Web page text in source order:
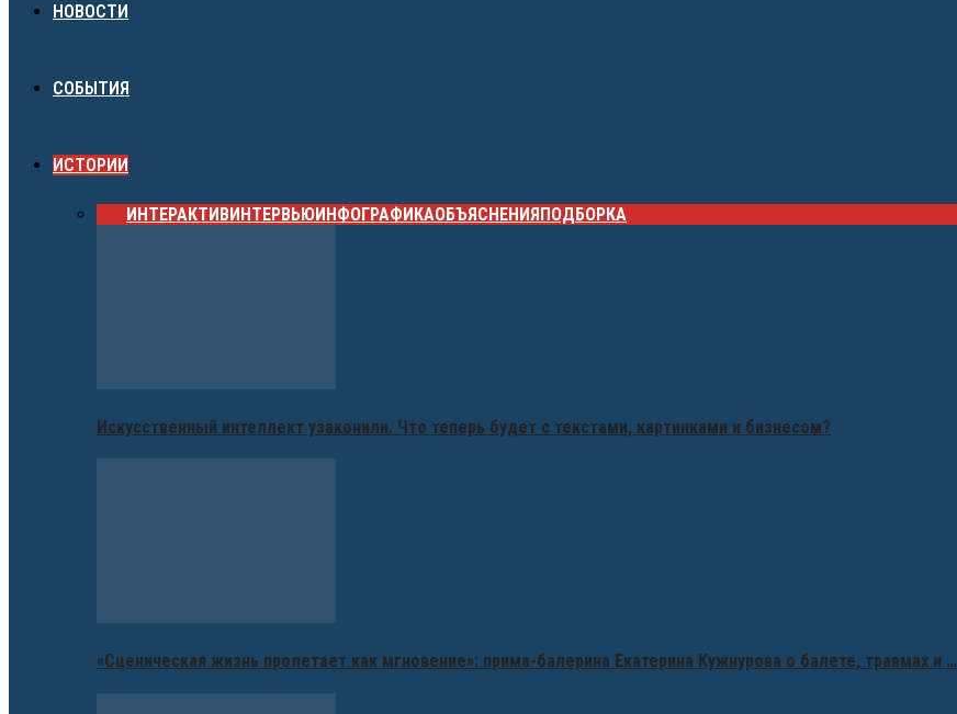
НОВОСТИ
СОБЫТИЯ
ИСТОРИИ
ИНТЕРАКТИВИНТЕРВЬЮИНФОГРАФИКАОБЪЯСНЕНИЯПОДБОРКА
Искусственный интеллект узаконили. Что теперь будет с текстами, картинками и бизнесом?
«Сценическая жизнь пролетает как мгновение»: прима-балерина Екатерина Кужнурова о балете, травмах и …